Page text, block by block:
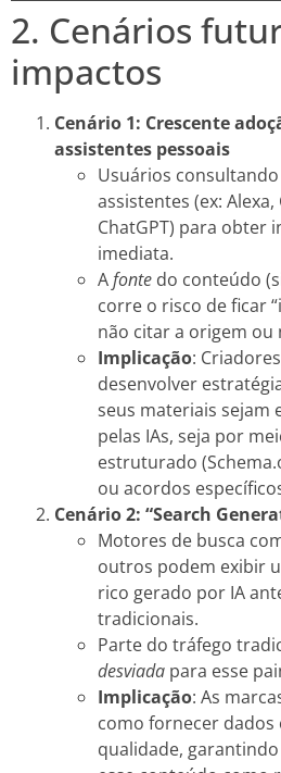
2. Cenários
impactos
Cenário 1: Crescente
assistentes pessoais
Usuários
assistentes (ex:
ChatGPT) para obter
imediata.
Afonte do conteúdo
corre o risco de ficar
não citar a origem ou
Implicação:
desenvolver
seus materiais sejam
pelas IAs, seja por
estruturado
ou acordos
Cenário 2: “Search
Motores de busca
outros podem exibir
rico gerado por IA
tradicionais.
Parte do tráfego
desviada para esse
Implicação: As
como fornecer dados
qualidade,